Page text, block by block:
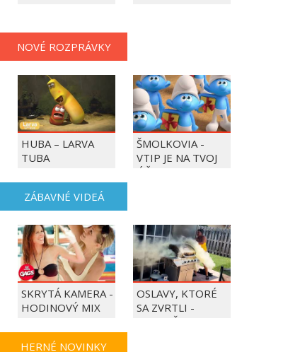
NOVÉ ROZPRÁVKY
HUBA – LARVA
TUBA
ŠMOLKOVIA -
VTIP JE NA TVOJ
ÚČET
ZÁBAVNÉ VIDEÁ
SKRYTÁ KAMERA -
HODINOVÝ MIX
OSLAVY, KTORÉ
SA ZVRTLI -
NAJLEPŠIE
HERNÉ NOVINKY